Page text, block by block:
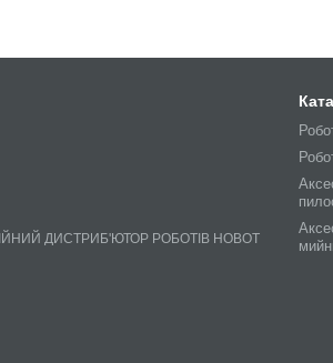
ДИСТРИБ'ЮТОР РОБОТІВ HOBOT